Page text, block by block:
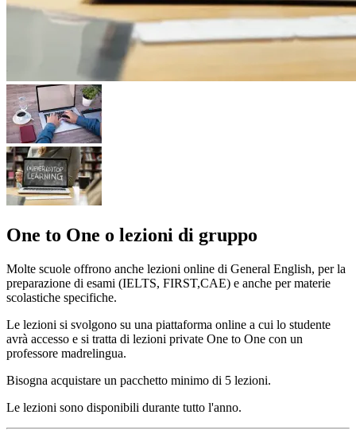
One to One o lezioni di gruppo
Molte scuole offrono anche lezioni online di General English, per la
preparazione di esami (IELTS, FIRST,CAE) e anche per materie
scolastiche specifiche.
Le lezioni si svolgono su una piattaforma online a cui lo studente
avrà accesso e si tratta di lezioni private One to One con un
professore madrelingua.
Bisogna acquistare un pacchetto minimo di 5 lezioni.
Le lezioni sono disponibili durante tutto l'anno.